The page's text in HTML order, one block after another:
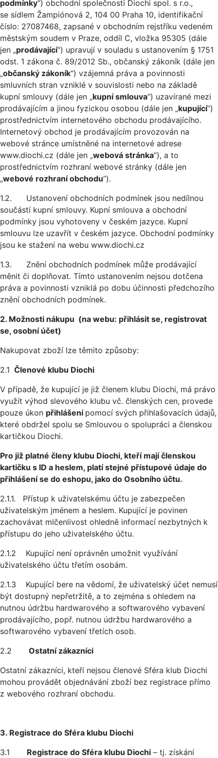
podmínky“) obchodní společnosti Diochi spol. s r.o.,
se sídlem Žampiónová 2, 104 00 Praha 10, identifikační
číslo: 27087468, zapsané v obchodním rejstříku vedeném
městským soudem v Praze, oddíl C, vložka 95305 (dále
jen „prodávající“) upravují v souladu s ustanovením § 1751
odst. 1 zákona č. 89/2012 Sb., občanský zákoník (dále jen
„občanský zákoník“) vzájemná práva a povinnosti
smluvních stran vzniklé v souvislosti nebo na základě
kupní smlouvy (dále jen „kupní smlouva“) uzavírané mezi
prodávajícím a jinou fyzickou osobou (dále jen „kupující“)
prostřednictvím internetového obchodu prodávajícího.
Internetový obchod je prodávajícím provozován na
webové stránce umístněné na internetové adrese
www.diochi.cz (dále jen „webová stránka“), a to
prostřednictvím rozhraní webové stránky (dále jen
„webové rozhraní obchodu“).
1.2. Ustanovení obchodních podmínek jsou nedílnou
součástí kupní smlouvy. Kupní smlouva a obchodní
podmínky jsou vyhotoveny v českém jazyce. Kupní
smlouvu lze uzavřít v českém jazyce. Obchodní podmínky
jsou ke stažení na webu www.diochi.cz
1.3. Znění obchodních podmínek může prodávající
měnit či doplňovat. Tímto ustanovením nejsou dotčena
práva a povinnosti vzniklá po dobu účinnosti předchozího
znění obchodních podmínek.
2. Možnosti nákupu (na webu: přihlásit se, registrovat
se, osobní účet)
Nakupovat zboží lze těmito způsoby:
2.1 Členové klubu Diochi
V případě, že kupující je již členem klubu Diochi, má právo
využít výhod slevového klubu vč. členských cen, provede
pouze úkon přihlášení pomocí svých přihlašovacích údajů,
které obdržel spolu se Smlouvou o spolupráci a členskou
kartičkou Diochi.
Pro již platné členy klubu Diochi, kteří mají členskou
kartičku s ID a heslem, platí stejné přístupové údaje do
přihlášení se do eshopu, jako do Osobního účtu.
2.1.1. Přístup k uživatelskému účtu je zabezpečen
uživatelským jménem a heslem. Kupující je povinen
zachovávat mlčenlivost ohledně informací nezbytných k
přístupu do jeho uživatelského účtu.
2.1.2 Kupující není oprávněn umožnit využívání
uživatelského účtu třetím osobám.
2.1.3 Kupující bere na vědomí, že uživatelský účet nemusí
být dostupný nepřetržitě, a to zejména s ohledem na
nutnou údržbu hardwarového a softwarového vybavení
prodávajícího, popř. nutnou údržbu hardwarového a
softwarového vybavení třetích osob.
2.2 Ostatní zákazníci
Ostatní zákazníci, kteří nejsou členové Sféra klub Diochi
mohou provádět objednávání zboží bez registrace přímo
z webového rozhraní obchodu.
3. Registrace do Sféra klubu Diochi
3.1 Registrace do Sféra klubu Diochi – tj. získání